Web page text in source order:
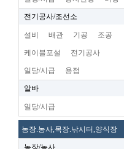
전기공사/조선소
설비 배관 기공 조공
케이블포설 전기공사
일당/시급 용접
알바
일당/시급
농장.농사,목장.낚시터,양식장
농장/농사